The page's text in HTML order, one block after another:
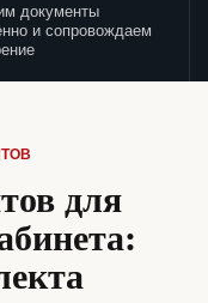
документы
и сопровождаем
для